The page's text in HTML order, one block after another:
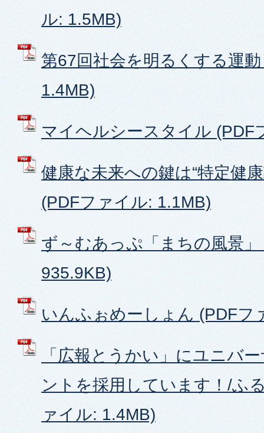
ル: 1.5MB)
第67回社会を明るくする運
1.4MB)
マイヘルシースタイル (PDF
健康な未来への鍵は“特定健
(PDFファイル: 1.1MB)
ず～むあっぷ「まちの風景
935.9KB)
いんふぉめーしょん (PDFフ
「広報とうかい」にユニバ
ントを採用しています！/ふ
ァイル: 1.4MB)